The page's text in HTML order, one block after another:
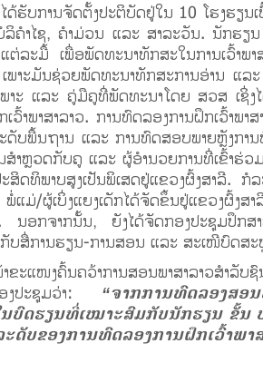
ໄດ້ຮັບການຈັດຕັ້ງປະຕິບັດຢູ່ໃນ 10 ໂຮງຮ
ຄໍາໄຊ, ຄໍາມ່ວນ ແລະ ສາລະວັນ. ນັກຮຽນ
ະມື້ ເພື່ອພັດທະນາທັກສະໃນການເວົ້າພາ
ເພາະມັນຊ່ວຍພັດທະນາທັກສະການອ່ານ
າະ ແລະ ຄູ່ມືຄູທີ່ພັດທະນາໂດຍ ສວສ ເຊິ່
າພາສາລາວ. ການທົດລອງການຝຶກເວົ້າພ
ບພື້ນຖານ ແລະ ການທົດສອບພາຍຫຼັງການ
ຫຼວດກັບຄູ ແລະ ຜູ້ອໍານວຍການທີ່ເຂົ້າຮ່ວມ
ສິດທິພາບສູງເປັນພິເສດຢູ່ແຂວງຜົ້ງສາລີ.
ແມ່/ຜູ້ເບິ່ງແຍງເດັກໄດ້ຈັດຂຶ້ນຢູ່ແຂວງຜົ້ງສ
ອກຈາກນັ້ນ, ຍັງໄດ້ຈັດກອງປະຊຸມປຶກສາ
ບສື່ການຮຽນ-ການສອນ ແລະ ສະເໜີບົດສະ
ໜງຄົ້ນຄວ້າການສອນພາສາລາວສຳລັບຊົ
ອງປະຊຸມວ່າ: “ຈາກການທົດລອງສອ
ບົດຮຽນທີ່ເໝາະສົມກັບນັກຮຽນ ຂັ້ນ
ບຂອງການທົດລອງການຝຶກເວົ້າພ